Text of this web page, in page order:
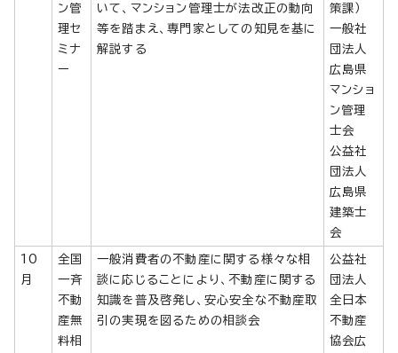
ン管
理セ
ミナ
ー
いて、マンション管理士が法改正の動向
等を踏まえ、専門家としての知見を基に
解説する
策課）
一般社
団法人
広島県
マンショ
ン管理
士会
公益社
団法人
広島県
建築士
会
10
月
全国
一斉
不動
産無
料相
一般消費者の不動産に関する様々な相
談に応じることにより、不動産に関する
知識を普及啓発し、安心安全な不動産取
引の実現を図るための相談会
公益社
団法人
全日本
不動産
協会広